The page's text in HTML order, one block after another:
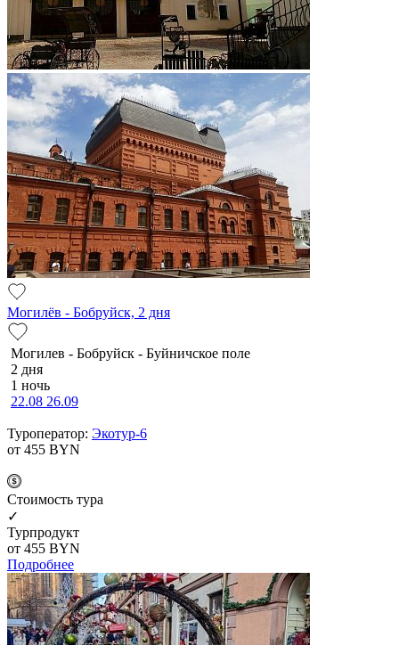
Могилёв - Бобруйск, 2 дня
Мо­ги­лев - Бобруйск - Буй­нич­ское по­ле
2 дня
1 ночь
22.08 26.09
Туроператор: Экотур-6
от 455 BYN
Cтоимость тура
✓
Турпродукт
от 455 BYN
Подробнее